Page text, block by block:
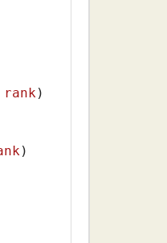
rank )
)